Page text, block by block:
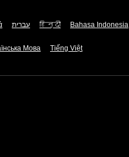
עברית हिन्दी Bahasa Indonesia
Мова Tiếng Việt